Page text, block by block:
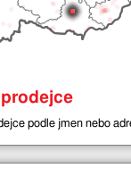
podle jmen nebo